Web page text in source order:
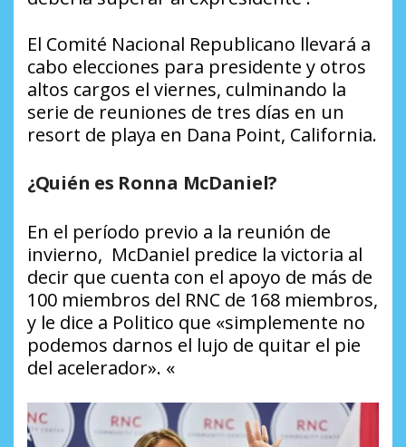
El Comité Nacional Republicano llevará a
cabo elecciones para presidente y otros
altos cargos el viernes, culminando la
serie de reuniones de tres días en un
resort de playa en Dana Point, California.
¿Quién es Ronna McDaniel?
En el período previo a la reunión de
invierno, McDaniel predice la victoria al
decir que cuenta con el apoyo de más de
100 miembros del RNC de 168 miembros,
y le dice a Politico que «simplemente no
podemos darnos el lujo de quitar el pie
del acelerador». «